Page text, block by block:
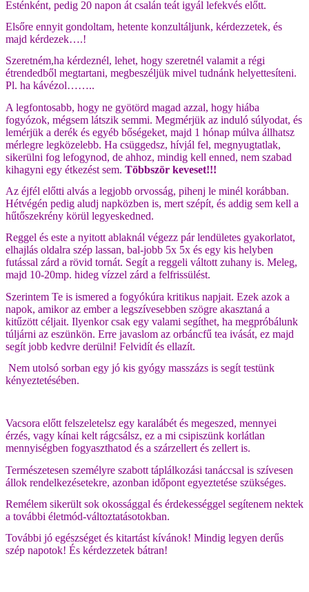
Esténként, pedig 20 napon át csalán teát igyál lefekvés előtt.
Elsőre ennyit gondoltam, hetente konzultáljunk, kérdezzetek, és
majd kérdezek….!
Szeretném,ha kérdeznél, lehet, hogy szeretnél valamit a régi
étrendedből megtartani, megbeszéljük mivel tudnánk helyettesíteni.
Pl. ha kávézol……..
A legfontosabb, hogy ne gyötörd magad azzal, hogy hiába
fogyózok, mégsem látszik semmi. Megmérjük az induló súlyodat, és
lemérjük a derék és egyéb bőségeket, majd 1 hónap múlva állhatsz
mérlegre legközelebb. Ha csüggedsz, hívjál fel, megnyugtatlak,
sikerülni fog lefogynod, de ahhoz, mindig kell enned, nem szabad
kihagyni egy étkezést sem. Többször keveset!!!
Az éjfél előtti alvás a legjobb orvosság, pihenj le minél korábban.
Hétvégén pedig aludj napközben is, mert szépít, és addig sem kell a
hűtőszekrény körül legyeskedned.
Reggel és este a nyitott ablaknál végezz pár lendületes gyakorlatot,
elhajlás oldalra szép lassan, bal-jobb 5x 5x és egy kis helyben
futással zárd a rövid tornát. Segít a reggeli váltott zuhany is. Meleg,
majd 10-20mp. hideg vízzel zárd a felfrissülést.
Szerintem Te is ismered a fogyókúra kritikus napjait. Ezek azok a
napok, amikor az ember a legszívesebben szögre akasztaná a
kitűzött céljait. Ilyenkor csak egy valami segíthet, ha megpróbálunk
túljárni az eszünkön. Erre javaslom az orbáncfű tea ivását, ez majd
segít jobb kedvre derülni! Felvidít és ellazít.
Nem utolsó sorban egy jó kis gyógy masszázs is segít testünk
kényeztetésében.
Vacsora előtt felszeletelsz egy karalábét és megeszed, mennyei
érzés, vagy kínai kelt rágcsálsz, ez a mi csipiszünk korlátlan
mennyiségben fogyaszthatod és a szárzellert és zellert is.
Természetesen személyre szabott táplálkozási tanáccsal is szívesen
állok rendelkezésetekre, azonban időpont egyeztetése szükséges.
Remélem sikerült sok okossággal és érdekességgel segítenem nektek
a további életmód-változtatásotokban.
További jó egészséget és kitartást kívánok! Mindig legyen derűs
szép napotok! És kérdezzetek bátran!